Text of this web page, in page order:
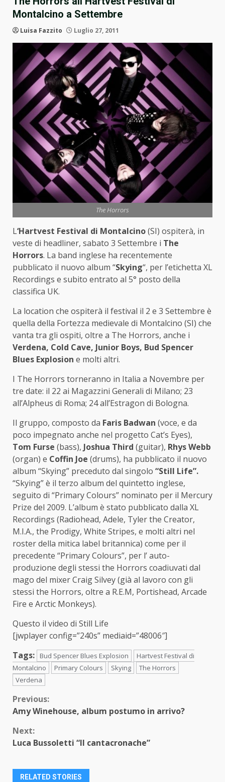
Montalcino a Settembre
Luisa Fazzito Luglio 27, 2011
The Horrors
L‘Hartvest Festival di Montalcino(SI) ospiterà, in
veste di headliner, sabato 3 Settembre i The
Horrors. La band inglese ha recentemente
pubblicato il nuovo album “Skying“, per l’etichetta XL
Recordings e subito entrato al 5° posto della
classifica UK.
La location che ospiterà il festival il 2 e 3 Settembre è
quella della Fortezza medievale di Montalcino (SI) che
vanta tra gli ospiti, oltre a The Horrors, anche i
Verdena, Cold Cave, Junior Boys, Bud Spencer
Blues Explosion e molti altri.
I The Horrors torneranno in Italia a Novembre per
tre date: il 22 ai Magazzini Generali di Milano; 23
all’Alpheus di Roma; 24 all’Estragon di Bologna.
Il gruppo, composto da Faris Badwan (voce, e da
poco impegnato anche nel progetto Cat’s Eyes),
Tom Furse (bass), Joshua Third (guitar), Rhys Webb
(organ) e Coffin Joe (drums), ha pubblicato il nuovo
album “Skying” preceduto dal singolo “Still Life”.
“Skying” è il terzo album del quintetto inglese,
seguito di “Primary Colours” nominato per il Mercury
Prize del 2009. L’album è stato pubblicato dalla XL
Recordings (Radiohead, Adele, Tyler the Creator,
M.I.A., the Prodigy, White Stripes, e molti altri nel
roster della mitica label britannica) come per il
precedente “Primary Colours”, per l’ auto-
produzione degli stessi the Horrors coadiuvati dal
mago del mixer Craig Silvey (già al lavoro con gli
stessi the Horrors, oltre a R.E.M, Portishead, Arcade
Fire e Arctic Monkeys).
Questo il video di Still Life
[jwplayer config=”240s” mediaid=”48006″]
Tags:
Bud Spencer Blues Explosion
Hartvest Festival di
Montalcino
Primary Colours Skying
The Horrors
Verdena
Continue
Reading
Previous:
Amy Winehouse, album postumo in arrivo?
Next:
Luca Bussoletti “Il cantacronache”
RELATED STORIES